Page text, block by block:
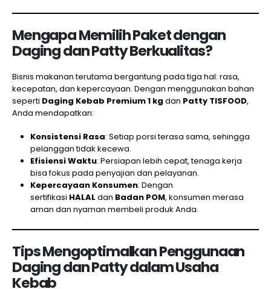
Mengapa Memilih Paket dengan
Daging dan Patty Berkualitas?
Bisnis makanan terutama bergantung pada tiga hal: rasa,
kecepatan, dan kepercayaan. Dengan menggunakan bahan
seperti Daging Kebab Premium 1 kg dan Patty TISFOOD,
Anda mendapatkan:
Konsistensi Rasa: Setiap porsi terasa sama, sehingga
pelanggan tidak kecewa.
Efisiensi Waktu: Persiapan lebih cepat, tenaga kerja
bisa fokus pada penyajian dan pelayanan.
Kepercayaan Konsumen: Dengan
sertifikasi HALAL dan Badan POM, konsumen merasa
aman dan nyaman membeli produk Anda.
Tips Mengoptimalkan Penggunaan
Daging dan Patty dalam Usaha
Kebab